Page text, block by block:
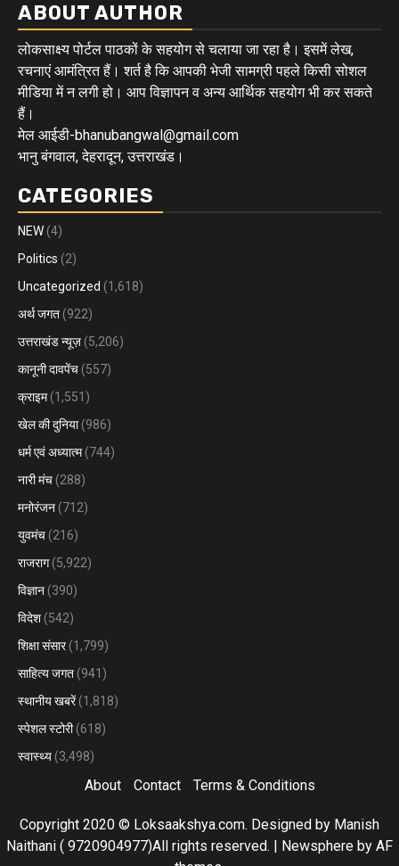
ABOUT AUTHOR
लोकसाक्ष्य पोर्टल पाठकों के सहयोग से चलाया जा रहा है। इसमें लेख,
रचनाएं आमंत्रित हैं। शर्त है कि आपकी भेजी सामग्री पहले किसी सोशल
मीडिया में न लगी हो। आप विज्ञापन व अन्य आर्थिक सहयोग भी कर सकते
हैं।
मेल आईडी-bhanubangwal@gmail.com
भानु बंगवाल, देहरादून, उत्तराखंड।
CATEGORIES
NEW (4)
Politics (2)
Uncategorized (1,618)
अर्थ जगत (922)
उत्तराखंड न्यूज़ (5,206)
कानूनी दावपेंच (557)
क्राइम(1,551)
खेल की दुनिया(986)
धर्म एवं अध्यात्म(744)
नारी मंच (288)
मनोरंजन (712)
युवमंच (216)
राजराग(5,922)
विज्ञान (390)
विदेश (542)
शिक्षा संसार(1,799)
साहित्य जगत (941)
स्थानीय खबरें(1,818)
स्पेशल स्टोरी(618)
स्वास्थ्य (3,498)
About Contact Terms & Conditions
Copyright 2020 © Loksaakshya.com. Designed by Manish
Naithani ( 9720904977)All rights reserved. | Newsphere by AF